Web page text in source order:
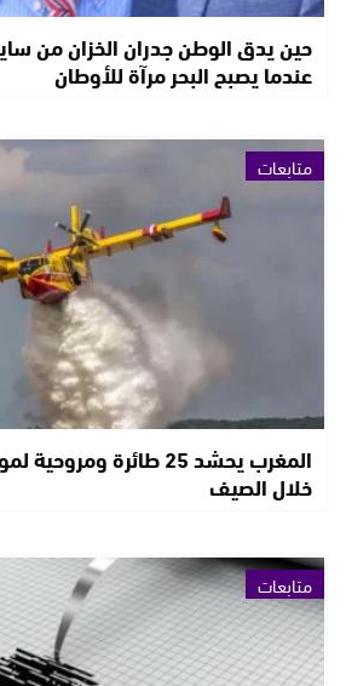
حين يدق الوطن جدران الخزان من
عندما يصبح البحر مرآة للأوطان
متابعات
المغرب يحشد 25 طائرة
خلال الصيف
متابعات